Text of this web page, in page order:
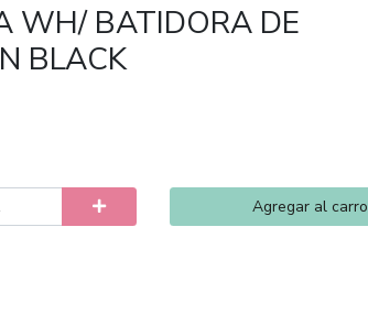
WH/ BATIDORA DE
BLACK
Agregar al carro